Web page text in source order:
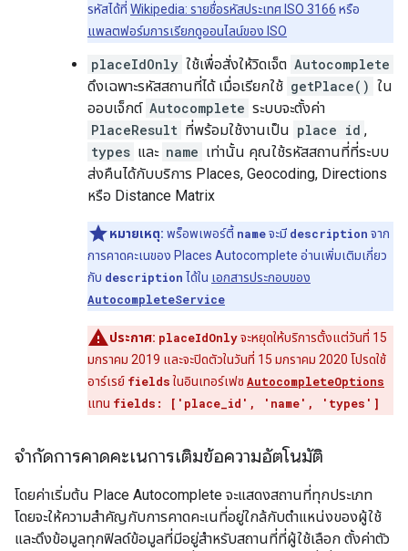
รหัสได้ที่ Wikipedia: รายชื่อรหัสประเทศ ISO 3166 หรือ
แพลตฟอร์มการเรียกดูออนไลน์ของ ISO
placeIdOnly ใช้เพื่อสั่งให้วิดเจ็ต Autocomplete
ดึงเฉพาะรหัสสถานที่ได้ เมื่อเรียกใช้ getPlace() ใน
ออบเจ็กต์ Autocomplete ระบบจะตั้งค่า
PlaceResult ที่พร้อมใช้งานเป็น place id ,
types และ name เท่านั้น คุณใช้รหัสสถานที่ที่ระบบ
ส่งคืนได้กับบริการ Places, Geocoding, Directions
หรือ Distance Matrix
หมายเหตุ: พร็อพเพอร์ตี้ nameจะมี description จาก
การคาดคะเนของ Places Autocomplete อ่านเพิ่มเติมเกี่ยว
กับ description ได้ใน เอกสารประกอบของ
AutocompleteService
ประกาศ: placeIdOnlyจะหยุดให้บริการตั้งแต่วันที่ 15
มกราคม 2019 และจะปิดตัวในวันที่ 15 มกราคม 2020 โปรดใช้
อาร์เรย์ fields ในอินเทอร์เฟซ AutocompleteOptions
แทน fields: ['place_id', 'name', 'types']
จำกัดการคาดคะเนการเติมข้อความอัตโนมัติ
โดยค่าเริ่มต้น Place Autocomplete จะแสดงสถานที่ทุกประเภท
โดยจะให้ความสำคัญกับการคาดคะเนที่อยู่ใกล้กับตำแหน่งของผู้ใช้
และดึงข้อมูลทุกฟิลด์ข้อมูลที่มีอยู่สำหรับสถานที่ที่ผู้ใช้เลือก ตั้งค่าตัว